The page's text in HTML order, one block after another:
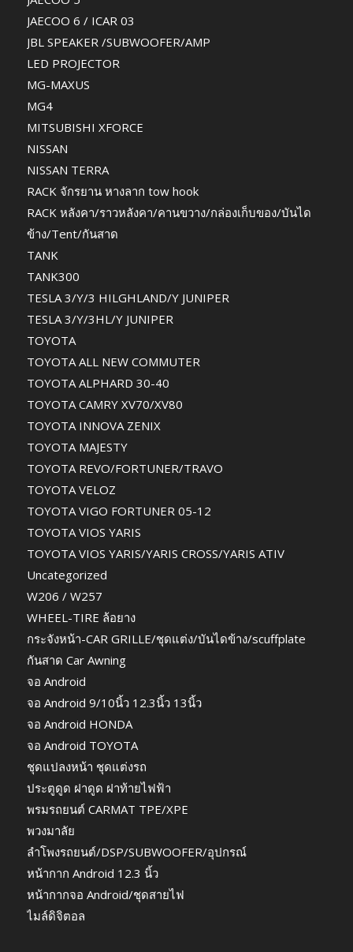
JAECOO 6 / ICAR 03
JBL SPEAKER /SUBWOOFER/AMP
LED PROJECTOR
MG-MAXUS
MG4
MITSUBISHI XFORCE
NISSAN
NISSAN TERRA
RACK จักรยาน หางลาก tow hook
RACK หลังคา/ราวหลังคา/คานขวาง/กล่องเก็บของ/บันได
ข้าง/Tent/กันสาด
TANK
TANK300
TESLA 3/Y/3 HILGHLAND/Y JUNIPER
TESLA 3/Y/3HL/Y JUNIPER
TOYOTA
TOYOTA ALL NEW COMMUTER
TOYOTA ALPHARD 30-40
TOYOTA CAMRY XV70/XV80
TOYOTA INNOVA ZENIX
TOYOTA MAJESTY
TOYOTA REVO/FORTUNER/TRAVO
TOYOTA VELOZ
TOYOTA VIGO FORTUNER 05-12
TOYOTA VIOS YARIS
TOYOTA VIOS YARIS/YARIS CROSS/YARIS ATIV
Uncategorized
W206 / W257
WHEEL-TIRE ล้อยาง
กระจังหน้า-CAR GRILLE/ชุดแต่ง/บันไดข้าง/scuffplate
กันสาด Car Awning
จอ Android
จอ Android 9/10นิ้ว 12.3นิ้ว 13นิ้ว
จอ Android HONDA
จอ Android TOYOTA
ชุดแปลงหน้า ชุดแต่งรถ
ประตูดูด ฝาดูด ฝาท้ายไฟฟ้า
พรมรถยนต์ CARMAT TPE/XPE
พวงมาลัย
ลำโพงรถยนต์/DSP/SUBWOOFER/อุปกรณ์
หน้ากาก Android 12.3 นิ้ว
หน้ากากจอ Android/ชุดสายไฟ
ไมล์ดิจิตอล